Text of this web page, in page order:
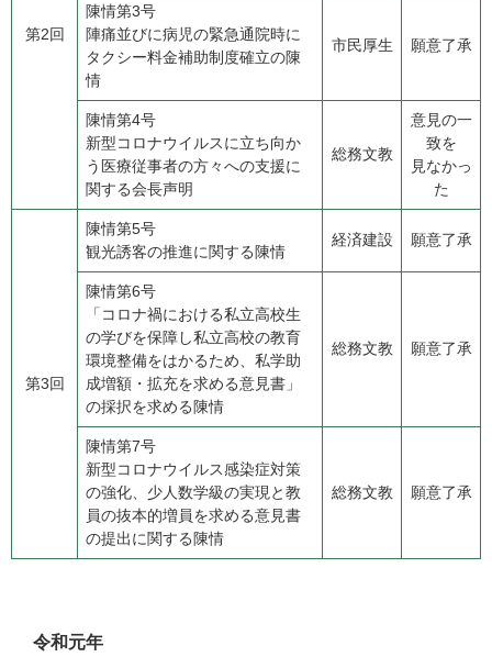
第2回
陳情第3号
​陣痛並びに病児の緊急通院時に
タクシー料金補助制度確立の陳
情
市民厚生 願意了承
陳情第4号
​新型コロナウイルスに立ち向か
う医療従事者の方々への支援に
関する会長声明
総務文教
意見の一
致を
見なかっ
た
第3回
陳情第5号
​観光誘客の推進に関する陳情
経済建設 願意了承
陳情第6号
​「コロナ禍における私立高校生
の学びを保障し私立高校の教育
環境整備をはかるため、私学助
成増額・拡充を求める意見書」
の採択を求める陳情
総務文教 願意了承
陳情第7号
​新型コロナウイルス感染症対策
の強化、少人数学級の実現と教
員の抜本的増員を求める意見書
の提出に関する陳情
総務文教 願意了承
​令和元年